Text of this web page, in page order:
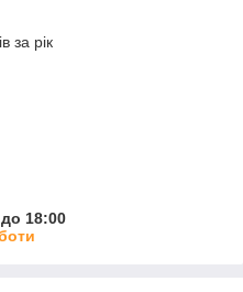
за рік
18:00